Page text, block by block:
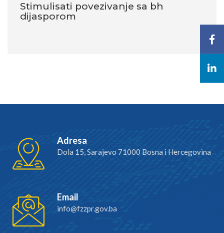
Stimulisati povezivanje sa bh
dijasporom
Adresa
Dola 15, Sarajevo 71000 Bosna i Hercegovina
Email
info@fzzpr.gov.ba